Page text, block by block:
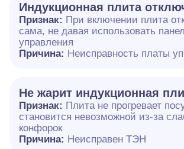
Индукционная плита
Признак: При включении плита
сама, не давая использовать
управления
Причина: Неисправность платы
Не жарит индукционная
Признак: Плита не прогревает
становится невозможной из-за
конфорок
Причина: Неисправен ТЭН